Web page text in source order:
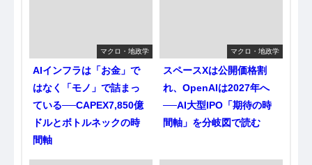
マクロ・地政学
AIインフラは「お金」で
はなく「モノ」で詰まっ
ている──CAPEX7,850億
ドルとボトルネックの時
間軸
マクロ・地政学
スペースXは公開価格割
れ、OpenAIは2027年へ
──AI大型IPO「期待の時
間軸」を分岐図で読む